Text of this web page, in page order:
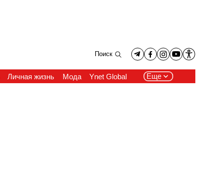
Поиск
Личная жизнь Мода Ynet Global Еще